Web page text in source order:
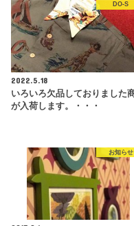
DO-S
2022.5.18
いろいろ欠品しておりました
が入荷します。・・・
お知らせ